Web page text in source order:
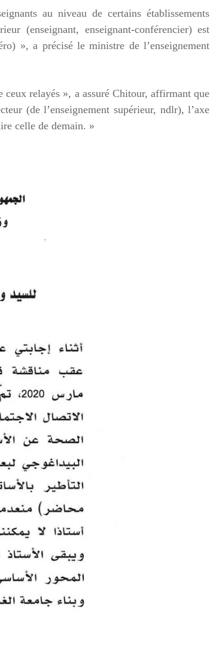
au niveau de certains établissements
(enseignant, enseignant-conférencier) est
», a précisé le ministre de l’enseignement
ceux relayés », a assuré Chitour, affirmant que
(de l’enseignement supérieur, ndlr), l’axe
celle de demain. »